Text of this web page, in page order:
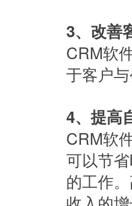
3、改善
CRM软
于客户
4、提高
CRM软
可以节
的工作